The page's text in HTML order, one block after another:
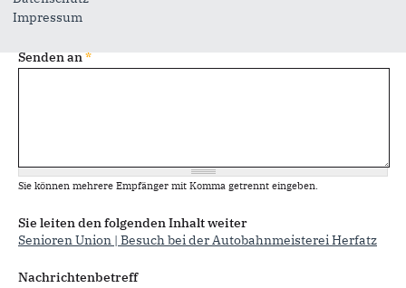
Senden an*
Sie können mehrere Empfänger mit Komma getrennt eingeben.
Sie leiten den folgenden Inhalt weiter
Senioren Union | Besuch bei der Autobahnmeisterei Herfatz
Nachrichtenbetreff
Impressum